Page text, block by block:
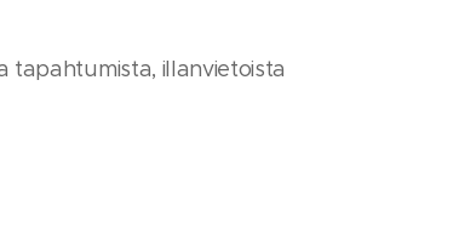
tapahtumista, illanvietoista